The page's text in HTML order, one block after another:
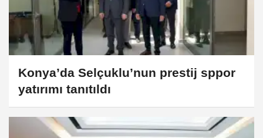
Konya’da Selçuklu’nun prestij sppor
yatırımı tanıtıldı